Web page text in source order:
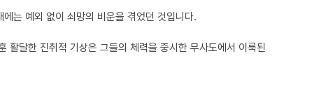
는 예외 없이 쇠망의 비운을 겪었던 것입니다.
활달한 진취적 기상은 그들의 체력을 중시한 무사도에서 이룩된